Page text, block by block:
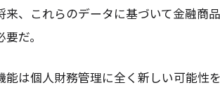
、これらのデータに基づいて金融商
だ。
能は個人財務管理に全く新しい可能性